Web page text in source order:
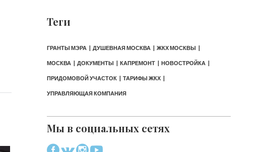
Теги
ГРАНТЫ МЭРА ДУШЕВНАЯ МОСКВА ЖКХ МОСКВЫ
МОСКВА ДОКУМЕНТЫ КАПРЕМОНТ НОВОСТРОЙКА
ПРИДОМОВОЙ УЧАСТОК ТАРИФЫ ЖКХ
УПРАВЛЯЮЩАЯ КОМПАНИЯ
Мы в социальных сетях